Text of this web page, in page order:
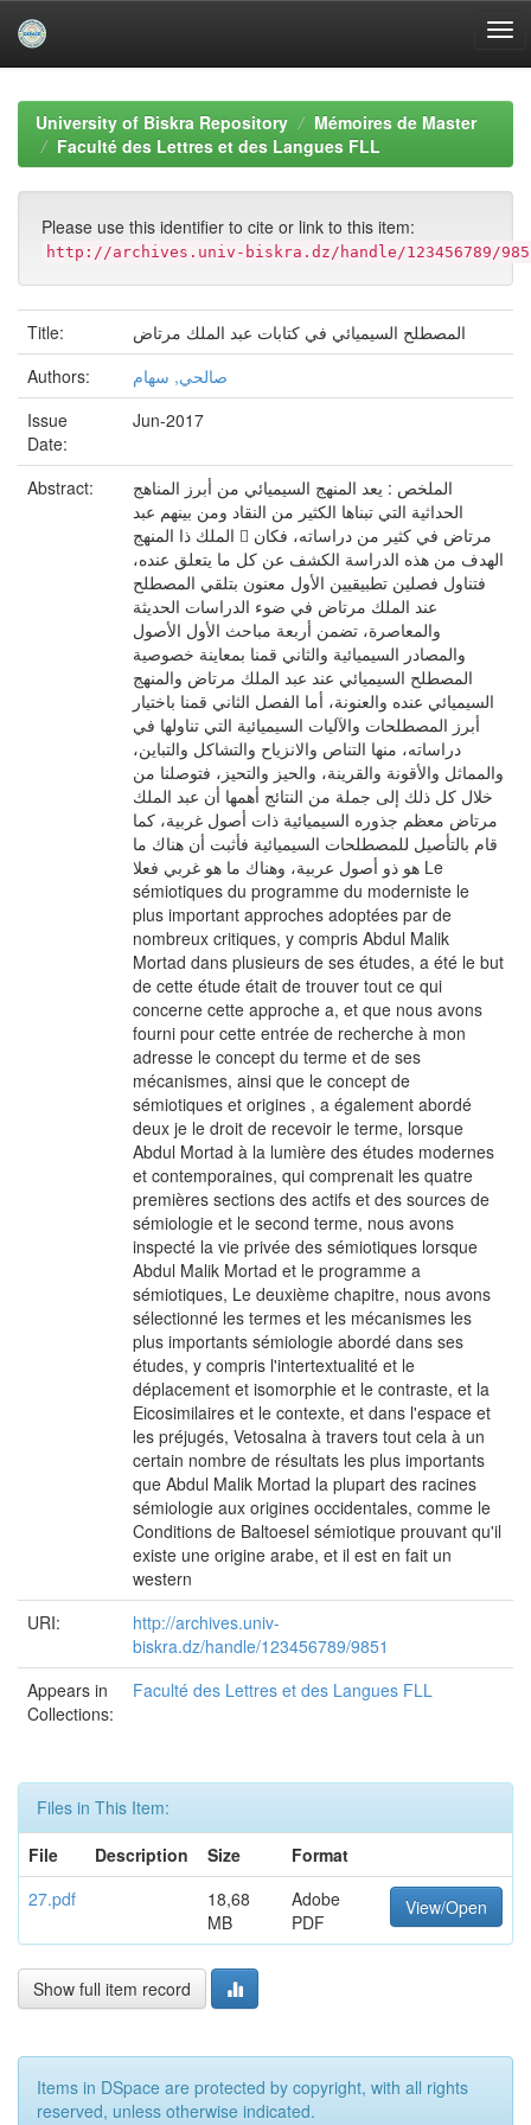
navigationUniversity of Biskra Repository
Mémoires de Master
Faculté des Lettres et des Langues FLL
Please use this identifier to cite or link to this item:
http://archives.univ-biskra.dz/handle/123456789/
Title:
المصطلح السيميائي في كتابات عبد الملك مرتاض
Authors:
صالحي, سهام
Issue
Date:
Jun-2017
Abstract:
الملخص : يعد المنهج السيميائي من أبرز المناهج
الحداثية التي تبناها الكثير من النقاد ومن بينهم عبد
الملك ذا المنهج 􀀰 مرتاض في كثير من دراساته، فكان
الهدف من هذه الدراسة الكشف عن كل ما يتعلق عنده،
فتناول فصلين تطبيقيين الأول معنون بتلقي المصطلح
عند الملك مرتاض في ضوء الدراسات الحديثة
والمعاصرة، تضمن أربعة مباحث الأول الأصول
والمصادر السيميائية والثاني قمنا بمعاينة خصوصية
المصطلح السيميائي عند عبد الملك مرتاض والمنهج
السيميائي عنده والعنونة، أما الفصل الثاني قمنا باختيار
أبرز المصطلحات والآليات السيميائية التي تناولها في
دراساته، منها التناص والانزياح والتشاكل والتباين،
والمماثل والأقونة والقرينة، والحيز والتحيز، فتوصلنا من
خلال كل ذلك إلى جملة من النتائج أهمها أن عبد الملك
مرتاض معظم جذوره السيميائية ذات أصول غربية، كما
قام بالتأصيل للمصطلحات السيميائية فأثبت أن هناك ما
هو ذو أصول عربية، وهناك ما هو غربي فعلا Le
sémiotiques du programme du moderniste le
plus important approches adoptées par de
nombreux critiques, y compris Abdul Malik
Mortad dans plusieurs de ses études, a été le but
de cette étude était de trouver tout ce qui
concerne cette approche a, et que nous avons
fourni pour cette entrée de recherche à mon
adresse le concept du terme et de ses
mécanismes, ainsi que le concept de
sémiotiques et origines , a également abordé
deux je le droit de recevoir le terme, lorsque
Abdul Mortad à la lumière des études modernes
et contemporaines, qui comprenait les quatre
premières sections des actifs et des sources de
sémiologie et le second terme, nous avons
inspecté la vie privée des sémiotiques lorsque
Abdul Malik Mortad et le programme a
sémiotiques, Le deuxième chapitre, nous avons
sélectionné les termes et les mécanismes les
plus importants sémiologie abordé dans ses
études, y compris l'intertextualité et le
déplacement et isomorphie et le contraste, et la
Eicosimilaires et le contexte, et dans l'espace et
les préjugés, Vetosalna à travers tout cela à un
certain nombre de résultats les plus importants
que Abdul Malik Mortad la plupart des racines
sémiologie aux origines occidentales, comme le
Conditions de Baltoesel sémiotique prouvant qu'il
existe une origine arabe, et il est en fait un
western
URI:
http://archives.univ-
biskra.dz/handle/123456789/9851
Appears in
Collections:
Faculté des Lettres et des Langues FLL
Files in This Item:
File
Description Size
Format
27.pdf
18,68
MB
Adobe
PDF
View/Open
Show full item record
Items in DSpace are protected by copyright, with all rights
reserved, unless otherwise indicated.